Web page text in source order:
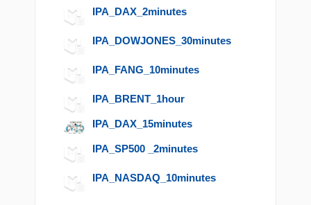
IPA_DAX_2minutes
IPA_DOWJONES_30minutes
IPA_FANG_10minutes
IPA_BRENT_1hour
IPA_DAX_15minutes
IPA_SP500 _2minutes
IPA_NASDAQ_10minutes